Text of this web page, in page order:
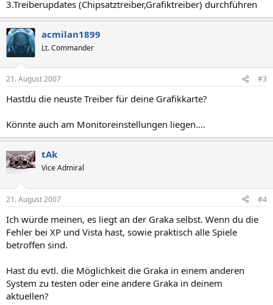
3.Treiberupdates (Chipsatztreiber,Grafiktreiber) durchführen
acmilan1899
Lt. Commander
21. August 2007 #3
Hastdu die neuste Treiber für deine Grafikkarte?
Könnte auch am Monitoreinstellungen liegen....
tAk
Vice Admiral
21. August 2007 #4
Ich würde meinen, es liegt an der Graka selbst. Wenn du die
Fehler bei XP und Vista hast, sowie praktisch alle Spiele
betroffen sind.
Hast du evtl. die Möglichkeit die Graka in einem anderen
System zu testen oder eine andere Graka in deinem
aktuellen?